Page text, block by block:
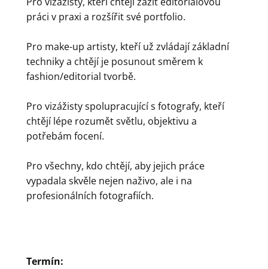
práci v praxi a rozšířit své portfolio.
Pro make-up artisty, kteří už zvládají základní
techniky a chtějí je posunout směrem k
fashion/editorial tvorbě.
Pro vizážisty spolupracující s fotografy, kteří
chtějí lépe rozumět světlu, objektivu a
potřebám focení.
Pro všechny, kdo chtějí, aby jejich práce
vypadala skvěle nejen naživo, ale i na
profesionálních fotografiích.
Termín: